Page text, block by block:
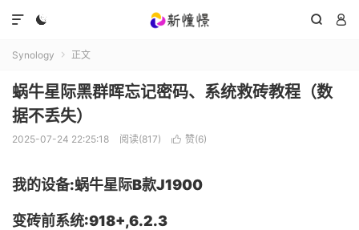
  

Synology  正文
蜗牛星际黑群晖忘记密码、系统救砖教程（数
据不丢失）
2025-07-24 22:25:18 阅读(817)  赞(6)
我的设备:蜗牛星际B款J1900
变砖前系统:918+,6.2.3